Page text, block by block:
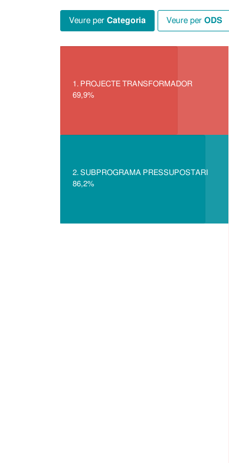
veure per Categoria veure per ODS
PROJECTE TRANSFORMADOR
69,9%
SUBPROGRAMA PRESSUPOSTARI
86,2%